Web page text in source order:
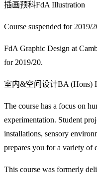
插画预科FdA Illustration
Course suspended for 2019/
FdA Graphic Design at
for 2019/20.
室内&空间设计BA (Hons)
The course has a focus on
experimentation. Student
installations, sensory
prepares you for a variety of
This course was formerly